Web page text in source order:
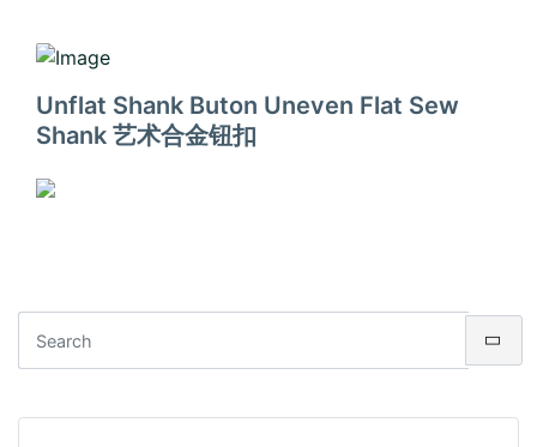
2026-02-11
Unflat Shank Buton Uneven Flat Sew
Shank 艺术合金钮扣